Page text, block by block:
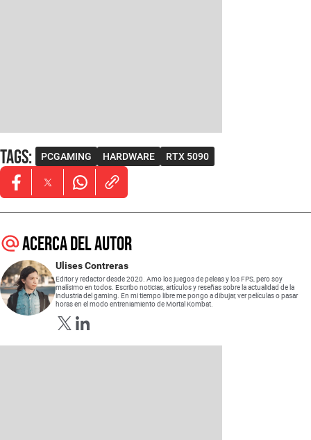
Tags: PCGAMING HARDWARE RTX 5090
Opens in new window
Opens in new window
Opens in new window
Acerca del autor
Ulises Contreras
Editor y redactor desde 2020. Amo los juegos de peleas y los FPS, pero soy
malísimo en todos. Escribo noticias, artículos y reseñas sobre la actualidad de la
industria del gaming. En mi tiempo libre me pongo a dibujar, ver películas o pasar
horas en el modo entreniamiento de Mortal Kombat.
Opens in new window
Opens in new window